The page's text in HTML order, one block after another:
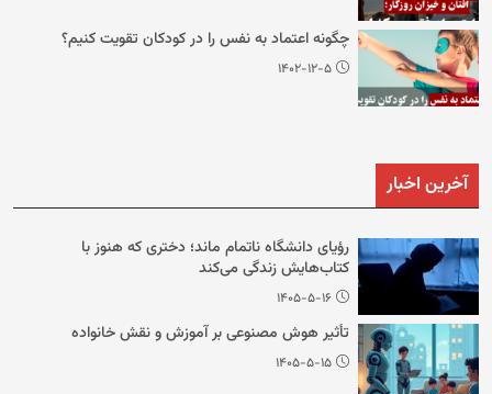
چگونه اعتماد به نفس را در کودکان تقویت کنیم؟
۱۴۰۲-۱۲-۵
آخرین اخبار
رؤیای دانشگاه ناتمام ماند؛ دختری که هنوز با
کتاب‌هایش زندگی می‌کند
۱۴۰۵-۵-۱۶
تأثیر هوش مصنوعی بر آموزش و نقش خانواده
۱۴۰۵-۵-۱۵